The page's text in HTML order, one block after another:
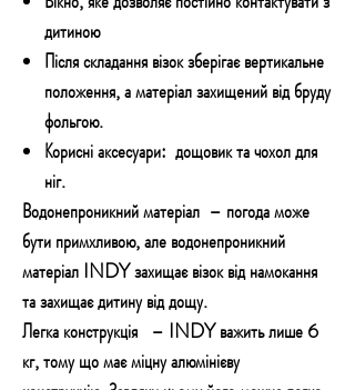
дитиною
Після складання візок зберігає вертикальне
положення, а матеріал захищений від бруду
фольгою.
Корисні аксесуари: дощовик та чохол для
ніг.
Водонепроникний матеріал – погода може
бути примхливою, але водонепроникний
матеріал INDY захищає візок від намокання
та захищає дитину від дощу.
Легка конструкція – INDY важить лише 6
кг, тому що має міцну алюмінієву